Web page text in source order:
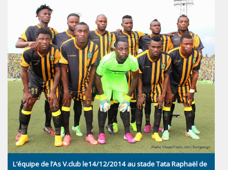
L’équipe de l’As V.club le14/12/2014 au stade Tata Raphaël de